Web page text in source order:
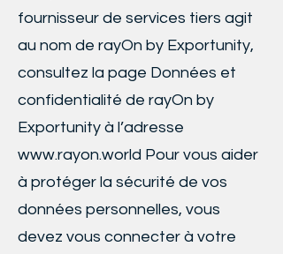
fournisseur de services tiers agit
au nom de rayOn by Exportunity,
consultez la page Données et
confidentialité de rayOn by
Exportunity à l’adresse
www.rayon.world Pour vous aider
à protéger la sécurité de vos
données personnelles, vous
devez vous connecter à votre